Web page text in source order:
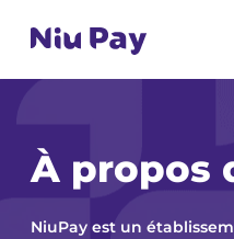
À propos
NiuPay est un